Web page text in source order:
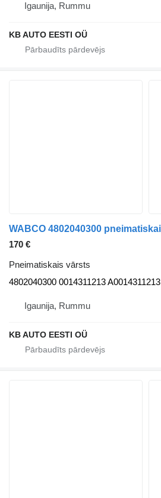
Igaunija, Rummu
KB AUTO EESTI OÜ
170 €
Pneimatiskais vārsts
4802040300 0014311213 A0014311213
Igaunija, Rummu
KB AUTO EESTI OÜ